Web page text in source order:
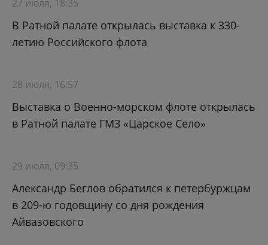
27 июля, 18:35
В Ратной палате открылась выставка к 330-
летию Российского флота
28 июля, 16:57
Выставка о Военно-морском флоте открылась
в Ратной палате ГМЗ «Царское Село»
29 июля, 09:35
Александр Беглов обратился к петербуржцам
в 209-ю годовщину со дня рождения
Айвазовского